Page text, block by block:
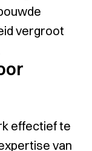
vergroot
effectief te
van